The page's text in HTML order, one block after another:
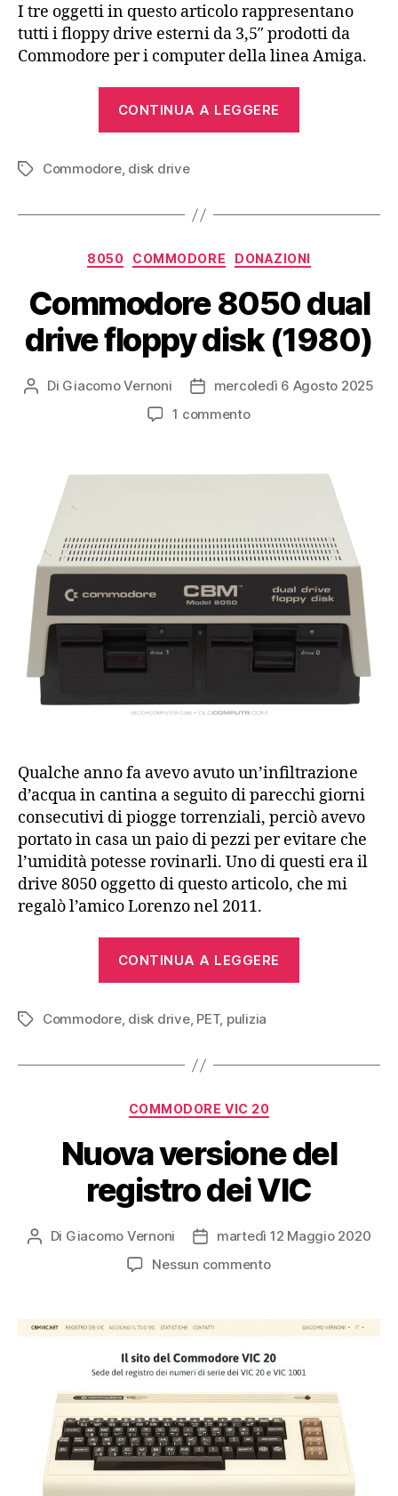
I tre oggetti in questo articolo rappresentano
tutti i floppy drive esterni da 3,5″ prodotti da
Commodore per i computer della linea Amiga.
CONTINUA A LEGGERE
1411”
Tag Commodore, disk drive
Categorie
8050 COMMODORE DONAZIONI
Commodore 8050 dual
drive floppy disk (1980)
Autore
Di Giacomo Vernoni
Datamercoledì 6 Agosto 2025
1 commentosu
dual
(1980)
Qualche anno fa avevo avuto un’infiltrazione
d’acqua in cantina a seguito di parecchi giorni
consecutivi di piogge torrenziali, perciò avevo
portato in casa un paio di pezzi per evitare che
l’umidità potesse rovinarli. Uno di questi era il
drive 8050 oggetto di questo articolo, che mi
regalò l’amico Lorenzo nel 2011.
CONTINUA A LEGGERE
disk
Tag Commodore, disk drive, PET, pulizia
Categorie
COMMODORE VIC 20
Nuova versione del
registro dei VIC
Autore
Di Giacomo Vernoni
Datamartedì 12 Maggio 2020
Nessun commentosu
del
registro
dei
VIC